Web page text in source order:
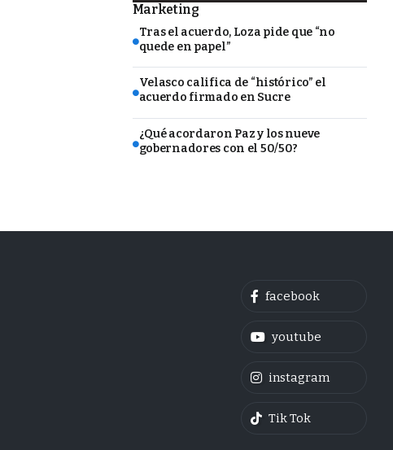
Marketing
Tras el acuerdo, Loza pide que “no
quede en papel”
Velasco califica de “histórico” el
acuerdo firmado en Sucre
¿Qué acordaron Paz y los nueve
gobernadores con el 50/50?
facebook
youtube
instagram
Tik Tok